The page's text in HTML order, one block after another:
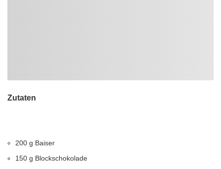
Zutaten
200 g Baiser
150 g Blockschokolade